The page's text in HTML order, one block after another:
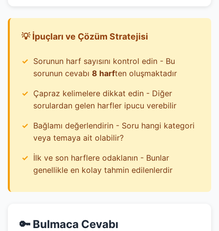
💡 İpuçları ve Çözüm Stratejisi
Sorunun harf sayısını kontrol edin - Bu
sorunun cevabı 8 harften oluşmaktadır
Çapraz kelimelere dikkat edin - Diğer
sorulardan gelen harfler ipucu verebilir
Bağlamı değerlendirin - Soru hangi kategori
veya temaya ait olabilir?
İlk ve son harflere odaklanın - Bunlar
genellikle en kolay tahmin edilenlerdir
🔑 Bulmaca Cevabı